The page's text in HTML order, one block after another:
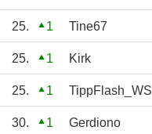
25. 1 Tine67
25. 1 Kirk
25. 1 TippFlash_WS
30. 1 Gerdiono